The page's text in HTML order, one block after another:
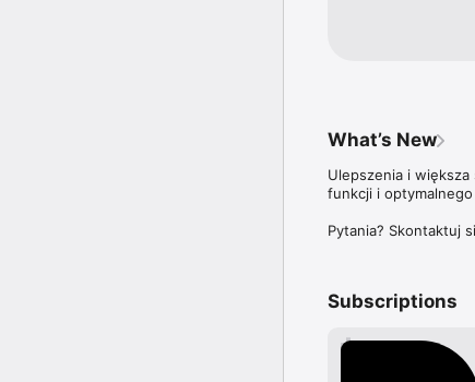
What’s New
Ulepszenia i
funkcji i
Pytania? Skontaktuj
Subscriptions